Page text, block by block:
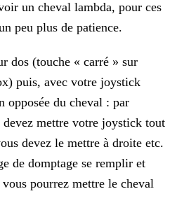
un cheval lambda, pour ces
peu plus de patience.
dos (touche « carré » sur
puis, avec votre joystick
opposée du cheval : par
devez mettre votre joystick tout
devez le mettre à droite etc.
de domptage se remplir et
pourrez mettre le cheval